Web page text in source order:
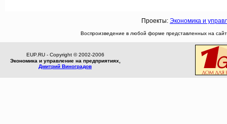
Проекты: Экономика и
Воспроизведение в любой форме представленных на
EUP.RU - Copyright © 2002-2006
Экономика и управление на предприятиях,
Дмитрий Виноградов